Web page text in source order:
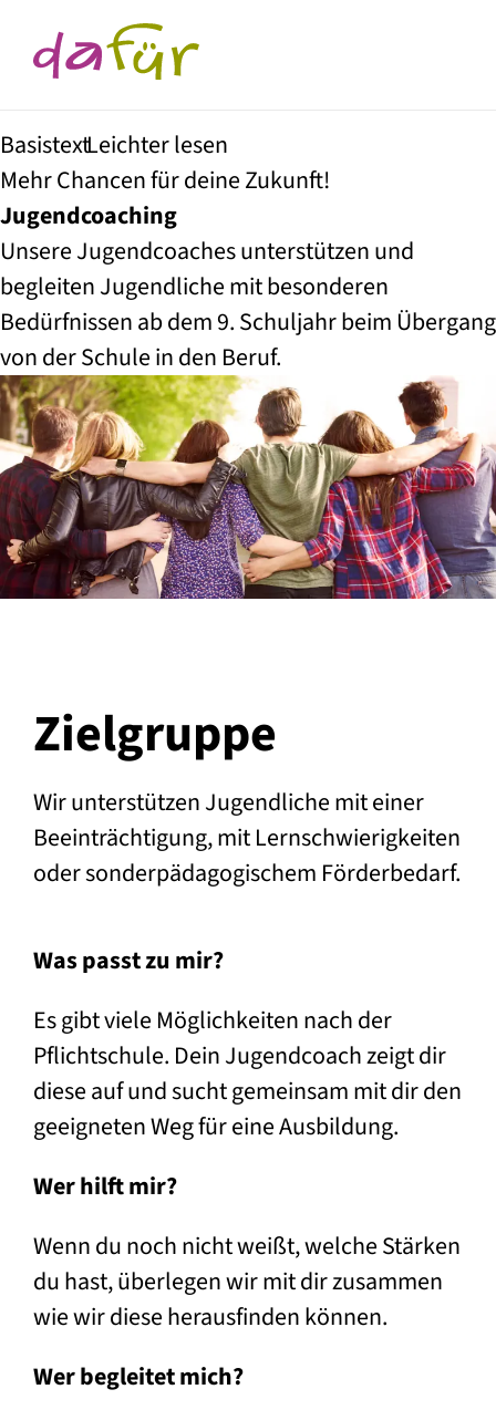
BasistextLeichter lesen
Mehr Chancen für deine Zukunft!
Jugend­coaching
Unsere Jugendcoaches unterstützen und
begleiten Jugendliche mit besonderen
Bedürfnissen ab dem 9. Schuljahr beim Übergang
von der Schule in den Beruf.
Zielgruppe
Wir unterstützen Jugendliche mit einer
Beeinträchtigung, mit Lernschwierigkeiten
oder sonderpädagogischem Förderbedarf.
Was passt zu mir?
Es gibt viele Möglichkeiten nach der
Pflichtschule. Dein Jugendcoach zeigt dir
diese auf und sucht gemeinsam mit dir den
geeigneten Weg für eine Ausbildung.
Wer hilft mir?
Wenn du noch nicht weißt, welche Stärken
du hast, überlegen wir mit dir zusammen
wie wir diese herausfinden können.
Wer begleitet mich?